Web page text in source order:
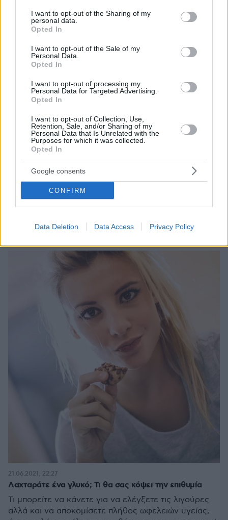
not limited to your visit or usage behaviour. You may click to
grant or deny consent to Google and its third-party tags to
use your data for below specified purposes in below Google
consent section.
I want to opt-out of the Sharing of my
personal data.
Opted In
I want to opt-out of the Sale of my
Personal Data.
Opted In
I want to opt-out of processing my
Personal Data for Targeted Advertising.
Opted In
I want to opt-out of Collection, Use,
Retention, Sale, and/or Sharing of my
Personal Data that Is Unrelated with the
Purposes for which it was collected.
Opted In
Google consents
CONFIRM
Data Deletion Data Access Privacy Policy
Λαιμαργία: Η κίνηση-κλειδί που βάζει φρένο στις
Υπάρχει μια κίνηση - κλειδί που μπορεί να φρενάρει
δίαιτα. Δείτε ποια
Λαχταράτε ένα γλυκό; Τι θα σας κόψει την επιθυμία
Τι μπορείτε να κάνετε για να ελέγξετε τις λιγούρες
αλλά και να αποκομίσετε πλήθος ωφελειών υγείας,
21.06.2021, 22:27